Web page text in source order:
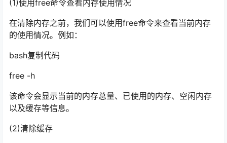
(1)使用free命令查看内存使用情况
在清除内存之前，我们可以使用free命令来查看当前内存
的使用情况。例如：
bash复制代码
free -h
该命令会显示当前的内存总量、已使用的内存、空闲内存
以及缓存等信息。
(2)清除缓存